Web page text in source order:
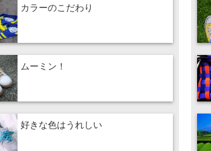
カラーのこだわり
ムーミン！
好きな色はうれしい